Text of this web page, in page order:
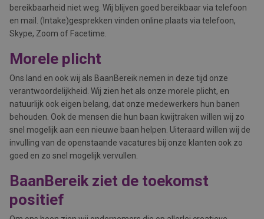
bereikbaarheid niet weg. Wij blijven goed bereikbaar via telefoon
en mail. (Intake)gesprekken vinden online plaats via telefoon,
Skype, Zoom of Facetime.
Morele plicht
Ons land en ook wij als BaanBereik nemen in deze tijd onze
verantwoordelijkheid. Wij zien het als onze morele plicht, en
natuurlijk ook eigen belang, dat onze medewerkers hun banen
behouden. Ook de mensen die hun baan kwijtraken willen wij zo
snel mogelijk aan een nieuwe baan helpen. Uiteraard willen wij de
invulling van de openstaande vacatures bij onze klanten ook zo
goed en zo snel mogelijk vervullen.
BaanBereik ziet de toekomst
positief